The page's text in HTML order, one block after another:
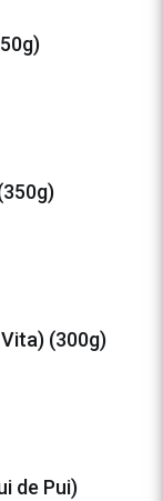
(300g)
de Pui)